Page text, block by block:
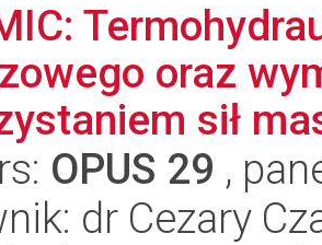
oraz
sił
OPUS 29 ,
dr Cezary